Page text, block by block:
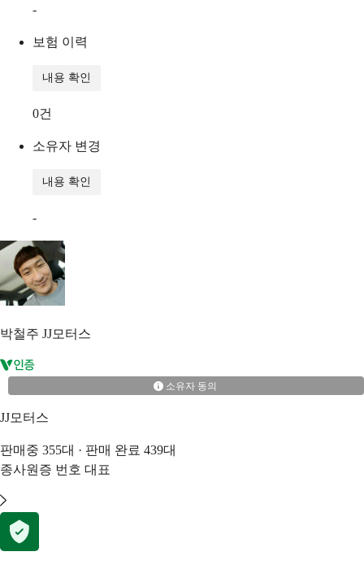
-
보험 이력
내용 확인
0건
소유자 변경
내용 확인
-
박철주 JJ모터스
소유자 동의
JJ모터스
판매중 355대 · 판매 완료 439대
종사원증 번호 대표